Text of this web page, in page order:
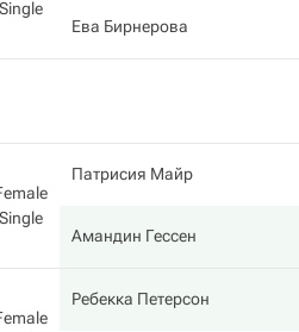
Single
Ева Бирнерова
Single
Патрисия Майр
Амандин Гессен
Ребекка Петерсон